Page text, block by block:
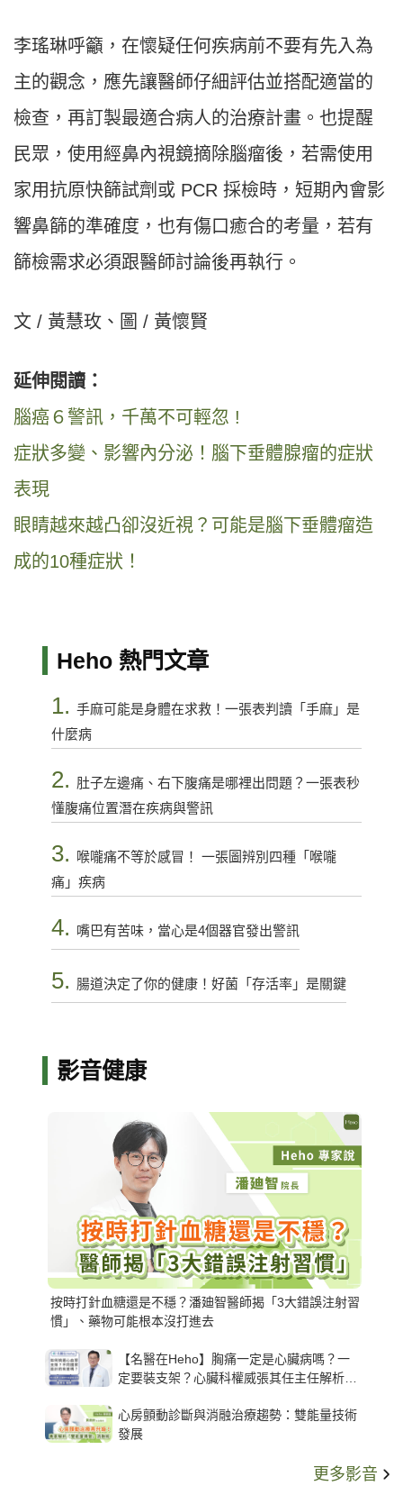
李瑤琳呼籲，在懷疑任何疾病前不要有先入為
主的觀念，應先讓醫師仔細評估並搭配適當的
檢查，再訂製最適合病人的治療計畫。也提醒
民眾，使用經鼻內視鏡摘除腦瘤後，若需使用
家用抗原快篩試劑或 PCR 採檢時，短期內會影
響鼻篩的準確度，也有傷口癒合的考量，若有
篩檢需求必須跟醫師討論後再執行。
文 / 黃慧玫、圖 / 黃懷賢
延伸閱讀：
腦癌６警訊，千萬不可輕忽 !
症狀多變、影響內分泌！腦下垂體腺瘤的症狀
表現
眼睛越來越凸卻沒近視？可能是腦下垂體瘤造
成的10種症狀！
Heho 熱門文章
1. 手麻可能是身體在求救！一張表判讀「手麻」是
什麼病
2. 肚子左邊痛、右下腹痛是哪裡出問題？一張表秒
懂腹痛位置潛在疾病與警訊
3.
喉嚨痛不等於感冒！ 一張圖辨別四種「喉嚨
痛」疾病
4. 嘴巴有苦味，當心是4個器官發出警訊
5. 腸道決定了你的健康！好菌「存活率」是關鍵
影音健康
按時打針血糖還是不穩？潘廸智醫師揭「3大錯誤注射習
慣」、藥物可能根本沒打進去
【名醫在Heho】胸痛一定是心臟病嗎？一
定要裝支架？心臟科權威張其任主任解析支
心房顫動診斷與消融治療趨勢：雙能量技術
發展
更多影音